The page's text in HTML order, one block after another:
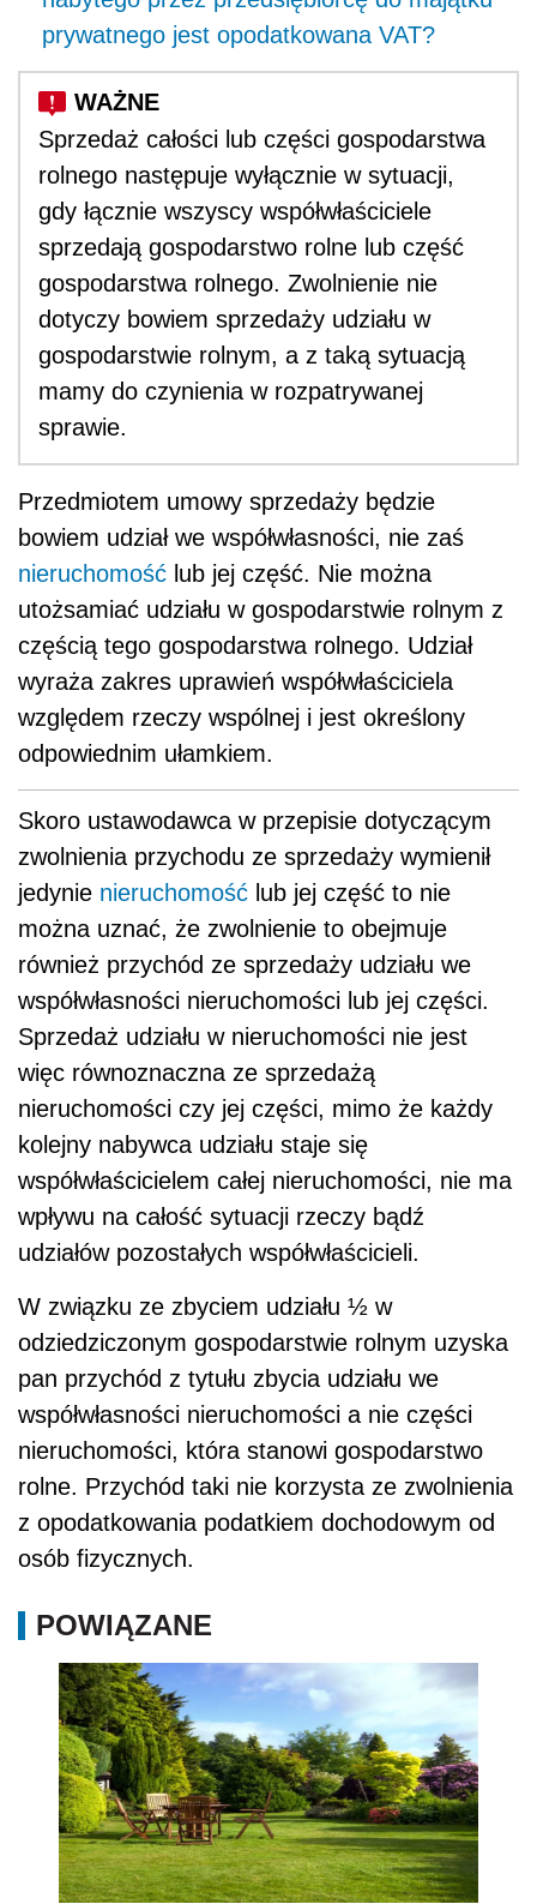
prywatnego jest opodatkowana VAT?
Sprzedaż całości lub części gospodarstwa
rolnego następuje wyłącznie w sytuacji,
gdy łącznie wszyscy współwłaściciele
sprzedają gospodarstwo rolne lub część
gospodarstwa rolnego. Zwolnienie nie
dotyczy bowiem sprzedaży udziału w
gospodarstwie rolnym, a z taką sytuacją
mamy do czynienia w rozpatrywanej
sprawie.
Przedmiotem umowy sprzedaży będzie
bowiem udział we współwłasności, nie zaś
nieruchomość lub jej część. Nie można
utożsamiać udziału w gospodarstwie rolnym z
częścią tego gospodarstwa rolnego. Udział
wyraża zakres uprawień współwłaściciela
względem rzeczy wspólnej i jest określony
odpowiednim ułamkiem.
Skoro ustawodawca w przepisie dotyczącym
zwolnienia przychodu ze sprzedaży wymienił
jedynie nieruchomość lub jej część to nie
można uznać, że zwolnienie to obejmuje
również przychód ze sprzedaży udziału we
współwłasności nieruchomości lub jej części.
Sprzedaż udziału w nieruchomości nie jest
więc równoznaczna ze sprzedażą
nieruchomości czy jej części, mimo że każdy
kolejny nabywca udziału staje się
współwłaścicielem całej nieruchomości, nie ma
wpływu na całość sytuacji rzeczy bądź
udziałów pozostałych współwłaścicieli.
W związku ze zbyciem udziału ½ w
odziedziczonym gospodarstwie rolnym uzyska
pan przychód z tytułu zbycia udziału we
współwłasności nieruchomości a nie części
nieruchomości, która stanowi gospodarstwo
rolne. Przychód taki nie korzysta ze zwolnienia
z opodatkowania podatkiem dochodowym od
osób fizycznych.
POWIĄZANE